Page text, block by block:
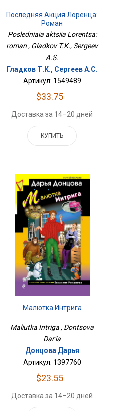
Последняя Акция Лоренца:
Роман
Posledniaia aktsiia Lorentsa:
roman , Gladkov T.K., Sergeev
A.S.
Гладков Т.К., Сергеев А.С.
Артикул: 1549489
$33.75
Доставка за 14–20 дней
КУПИТЬ
Малютка Интрига
Maliutka Intriga , Dontsova
Dar'ia
Донцова Дарья
Артикул: 1397760
$23.55
Доставка за 14–20 дней